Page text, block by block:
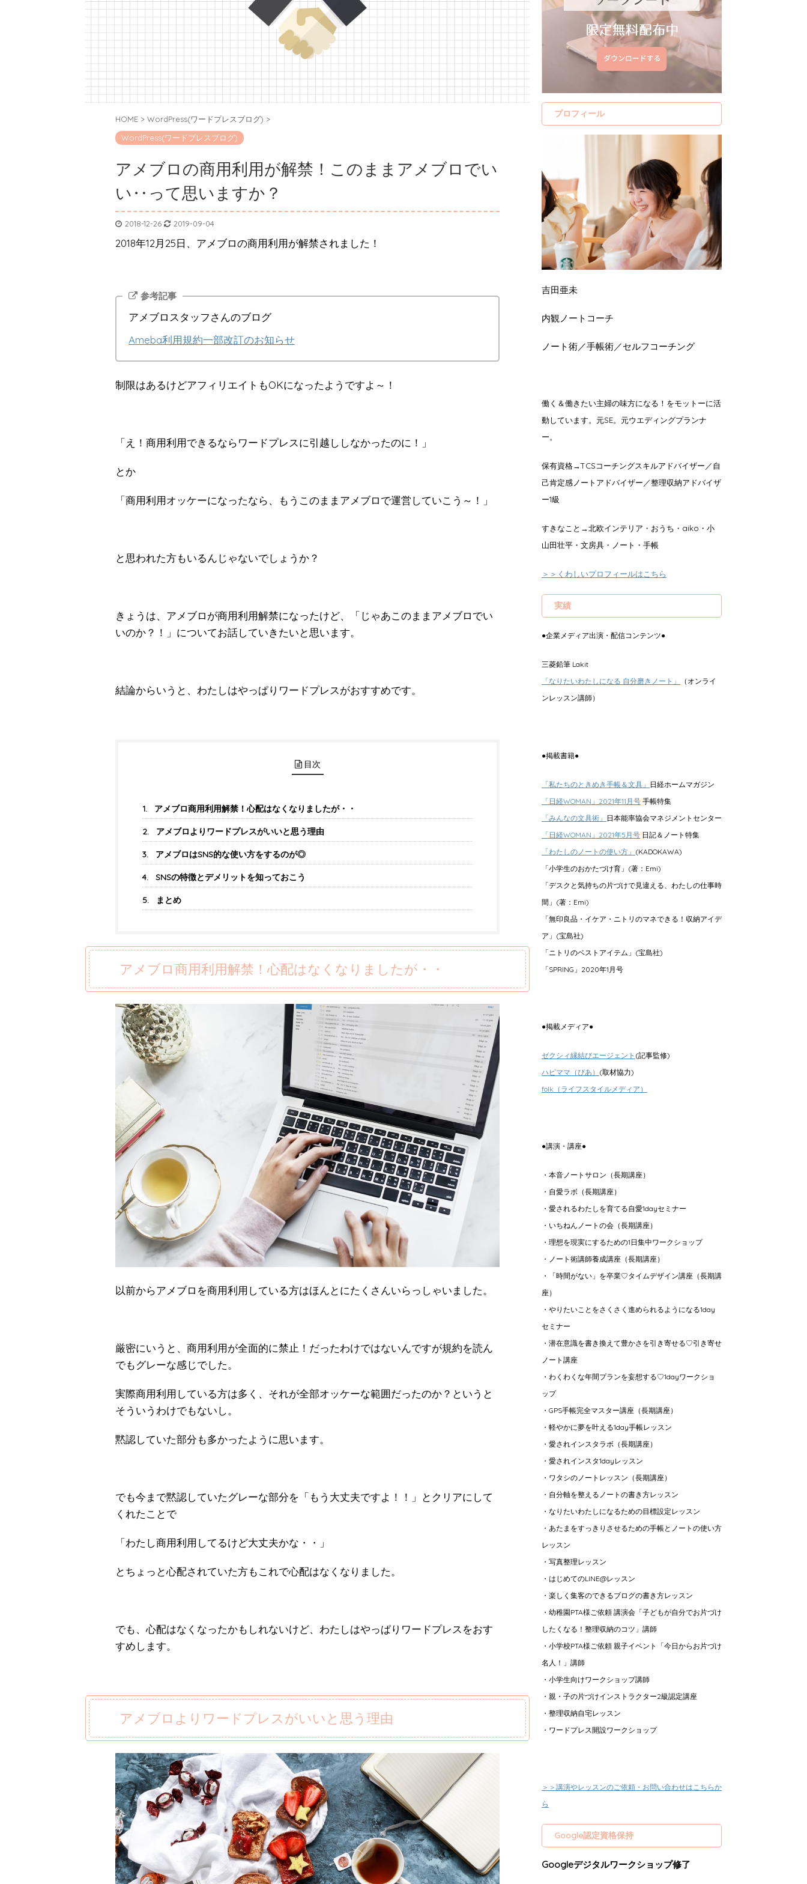
HOME > WordPress(ワードプレスブログ) >
WordPress(ワードプレスブログ)
アメブロの商用利用が解禁！このままアメブロでい
い‥って思いますか？
2018-12-26 2019-09-04
2018年12月25日、アメブロの商用利用が解禁されました！
参考記事
アメブロスタッフさんのブログ
Ameba利用規約一部改訂のお知らせ
制限はあるけどアフィリエイトもOKになったようですよ～！
「え！商用利用できるならワードプレスに引越ししなかったのに！」
とか
「商用利用オッケーになったなら、もうこのままアメブロで運営していこう～！」
と思われた方もいるんじゃないでしょうか？
きょうは、アメブロが商用利用解禁になったけど、「じゃあこのままアメブロでい
いのか？！」についてお話していきたいと思います。
結論からいうと、わたしはやっぱりワードプレスがおすすめです。
目次
アメブロ商用利用解禁！心配はなくなりましたが・・
アメブロよりワードプレスがいいと思う理由
アメブロはSNS的な使い方をするのが◎
SNSの特徴とデメリットを知っておこう
まとめ
アメブロ商用利用解禁！心配はなくなりましたが・・
以前からアメブロを商用利用している方はほんとにたくさんいらっしゃいました。
厳密にいうと、商用利用が全面的に禁止！だったわけではないんですが規約を読ん
でもグレーな感じでした。
実際商用利用している方は多く、それが全部オッケーな範囲だったのか？というと
そういうわけでもないし。
黙認していた部分も多かったように思います。
でも今まで黙認していたグレーな部分を「もう大丈夫ですよ！！」とクリアにして
くれたことで
「わたし商用利用してるけど大丈夫かな・・」
とちょっと心配されていた方もこれで心配はなくなりました。
でも、心配はなくなったかもしれないけど、わたしはやっぱりワードプレスをおす
すめします。
アメブロよりワードプレスがいいと思う理由
プロフィール
吉田亜未
内観ノートコーチ
ノート術／手帳術／セルフコーチング
働く＆働きたい主婦の味方になる！をモットーに活
動しています。 元SE。元ウエディングプランナ
ー。
保有資格→TCSコーチングスキルアドバイザー／自
己肯定感ノートアドバイザー／整理収納アドバイザ
ー1級
すきなこと→北欧インテリア・おうち・aiko・小
山田壮平・文房具・ノート・手帳
＞＞くわしいプロフィールはこちら
実績
●企業メディア出演・配信コンテンツ●
三菱鉛筆 Lakit
「なりたいわたしになる 自分磨きノート」
（オンライ
ンレッスン講師）
●掲載書籍●
「私たちのときめき手帳＆文具」 日経ホームマガジン
「日経WOMAN」2021年11月号 手帳特集
「みんなの文具術」 日本能率協会マネジメントセンター
「日経WOMAN」2021年5月号 日記＆ノート特集
「わたしのノートの使い方」 (KADOKAWA)
「小学生のおかたづけ育」(著：Emi)
「デスクと気持ちの片づけで見違える、わたしの仕事時
間」(著：Emi)
「無印良品・イケア・ニトリのマネできる！収納アイデ
ア」(宝島社)
「ニトリのベストアイテム」(宝島社)
「SPRING」2020年1月号
●掲載メディア●
ゼクシィ縁結びエージェント (記事監修)
ハピママ（ぴあ） (取材協力)
folk（ライフスタイルメディア）
●講演・講座●
・本音ノートサロン（長期講座）
・自愛ラボ（長期講座）
・愛されるわたしを育てる自愛1dayセミナー
・いちねんノートの会（長期講座）
・理想を現実にするための1日集中ワークショップ
・ノート術講師養成講座（長期講座）
・「時間がない」を卒業♡タイムデザイン講座（長期講
座）
・やりたいことをさくさく進められるようになる1day
セミナー
・潜在意識を書き換えて豊かさを引き寄せる♡引き寄せ
ノート講座
・わくわくな年間プランを妄想する♡1dayワークショ
ップ
・GPS手帳完全マスター講座（長期講座）
・軽やかに夢を叶える1day手帳レッスン
・愛されインスタラボ（長期講座）
・愛されインスタ1dayレッスン
・ワタシのノートレッスン（長期講座）
・自分軸を整えるノートの書き方レッスン
・なりたいわたしになるための目標設定レッスン
・あたまをすっきりさせるための手帳とノートの使い方
レッスン
・写真整理レッスン
・はじめてのLINE@レッスン
・楽しく集客のできるブログの書き方レッスン
・幼稚園PTA様ご依頼 講演会「子どもが自分でお片づけ
したくなる！整理収納のコツ」講師
・小学校PTA様ご依頼 親子イベント「今日からお片づけ
名人！」講師
・小学生向けワークショップ講師
・親・子の片づけインストラクター2級認定講座
・整理収納自宅レッスン
・ワードプレス開設ワークショップ
＞＞講演やレッスンのご依頼・お問い合わせはこちらか
ら
Google認定資格保持
Googleデジタルワークショップ修了